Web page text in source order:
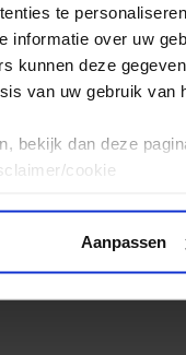
te
informatie over uw
kunnen deze
van uw gebruik van
bekijk dan deze
cookie
Aanpassen